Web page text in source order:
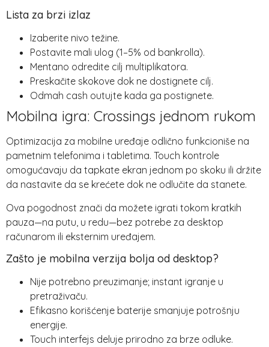
Lista za brzi izlaz
Izaberite nivo težine.
Postavite mali ulog (1–5% od bankrolla).
Mentano odredite cilj multiplikatora.
Preskačite skokove dok ne dostignete cilj.
Odmah cash outujte kada ga postignete.
Mobilna igra: Crossings jednom rukom
Optimizacija za mobilne uređaje odlično funkcioniše na
pametnim telefonima i tabletima. Touch kontrole
omogućavaju da tapkate ekran jednom po skoku ili držite
da nastavite da se krećete dok ne odlučite da stanete.
Ova pogodnost znači da možete igrati tokom kratkih
pauza—na putu, u redu—bez potrebe za desktop
računarom ili eksternim uređajem.
Zašto je mobilna verzija bolja od desktop?
Nije potrebno preuzimanje; instant igranje u
pretraživaču.
Efikasno korišćenje baterije smanjuje potrošnju
energije.
Touch interfejs deluje prirodno za brze odluke.